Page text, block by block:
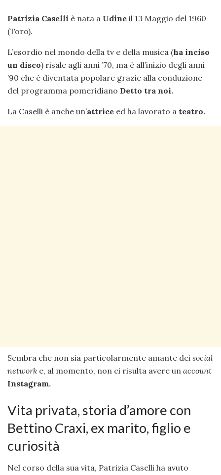
Patrizia Caselli è nata a Udine il 13 Maggio del 1960
(Toro).
L’esordio nel mondo della tv e della musica (ha inciso
un disco) risale agli anni ’70, ma è all’inizio degli anni
’90 che è diventata popolare grazie alla conduzione
del programma pomeridiano Detto tra noi.
La Caselli è anche un’attrice ed ha lavorato a teatro.
Sembra che non sia particolarmente amante dei social
network e, al momento, non ci risulta avere un account
Instagram.
Vita privata, storia d’amore con
Bettino Craxi, ex marito, figlio e
curiosità
Nel corso della sua vita, Patrizia Caselli ha avuto